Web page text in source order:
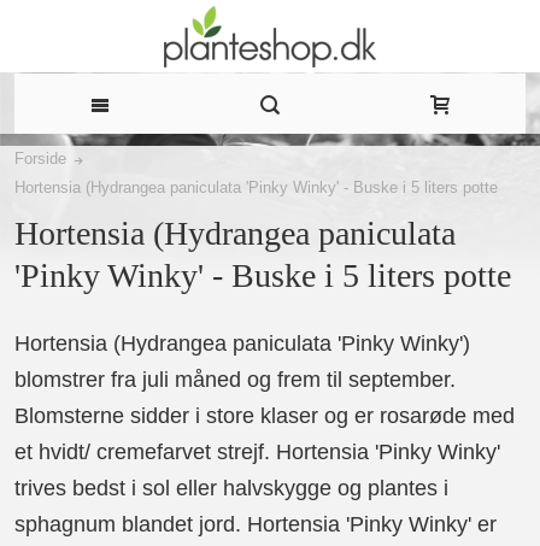
Forside
Hortensia (Hydrangea paniculata 'Pinky Winky' - Buske i 5 liters potte
Hortensia (Hydrangea paniculata
'Pinky Winky' - Buske i 5 liters potte
Hortensia (Hydrangea paniculata 'Pinky Winky')
blomstrer fra juli måned og frem til september.
Blomsterne sidder i store klaser og er rosarøde med
et hvidt/ cremefarvet strejf. Hortensia 'Pinky Winky'
trives bedst i sol eller halvskygge og plantes i
sphagnum blandet jord. Hortensia 'Pinky Winky' er